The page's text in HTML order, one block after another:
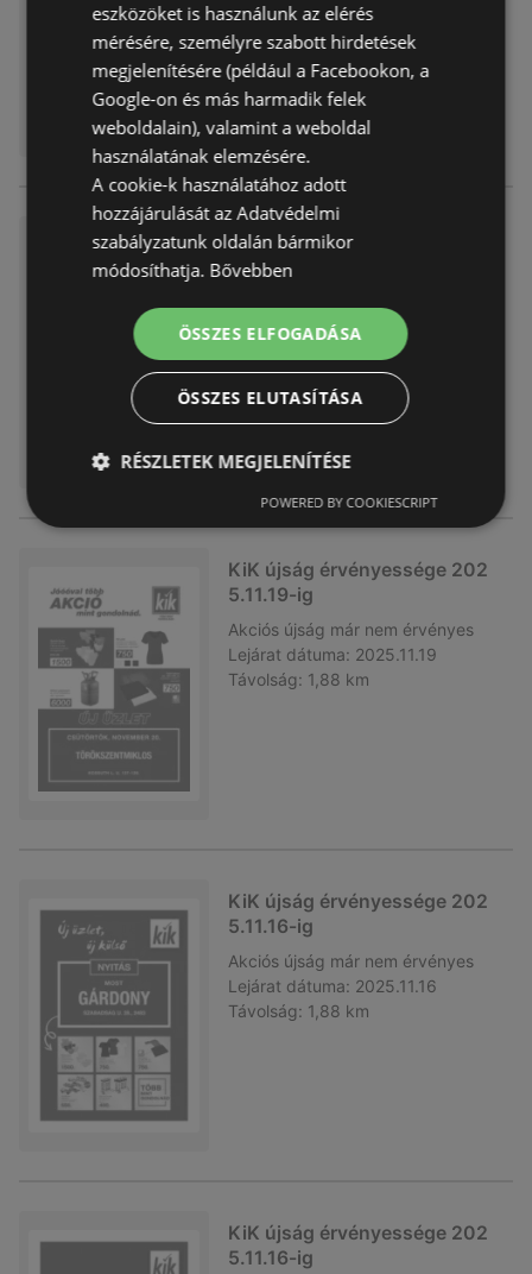
Távolság: 1,88 km
KiK újság érvényessége 202
5.11.23-ig
Lejárat dátuma:
2025.11.23
KiK újság érvényessége 202
5.11.19-ig
Akciós újság már nem érvényes
Lejárat dátuma: 2025.11.19
Távolság: 1,88 km
KiK újság érvényessége 202
5.11.16-ig
Akciós újság már nem érvényes
Lejárat dátuma: 2025.11.16
Távolság: 1,88 km
KiK újság érvényessége 202
5.11.16-ig
eszközöket is használunk az elérés
mérésére, személyre szabott hirdetések
megjelenítésére (például a Facebookon, a
Google-on és más harmadik felek
weboldalain), valamint a weboldal
használatának elemzésére.
A cookie-k használatához adott
hozzájárulását az Adatvédelmi
szabályzatunk oldalán bármikor
módosíthatja. Bővebben
ÖSSZES ELFOGADÁSA
ÖSSZES ELUTASÍTÁSA
RÉSZLETEK MEGJELENÍTÉSE
POWERED BY COOKIESCRIPT